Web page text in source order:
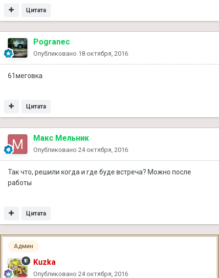
Цитата
Pogranec
Опубликовано 18 октября, 2016
61меговка
Цитата
Макс Мельник
Опубликовано 24 октября, 2016
Так что, решили когда и где буде встреча? Можно после
работы
Цитата
Админ
Kuzka
Опубликовано 24 октября, 2016